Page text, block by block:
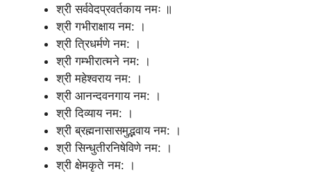
श्री सर्ववेदप्रवर्तकाय नमः ॥
श्री गभीराक्षाय नम: ।
श्री त्रिधर्मणे नम: ।
श्री गम्भीरात्मने नम: ।
श्री महेश्वराय नम: ।
श्री आनन्दवनगाय नम: ।
श्री दिव्याय नम: ।
श्री ब्रह्मनासासमुद्भवाय नम: ।
श्री सिन्धुतीरनिषेविणे नम: ।
श्री क्षेमकृते नम: ।